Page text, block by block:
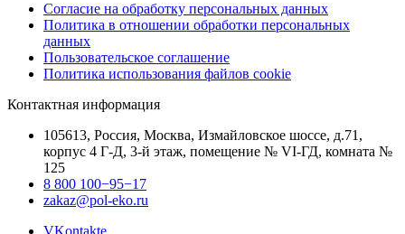
Согласие на обработку персональных данных
Политика в отношении обработки персональных
данных
Пользовательское соглашение
Политика использования файлов cookie
Контактная информация
105613, Россия, Москва, Измайловское шоссе, д.71,
корпус 4 Г-Д, 3-й этаж, помещение № VI-ГД, комната №
125
8 800 100−95−17
zakaz@pol-eko.ru